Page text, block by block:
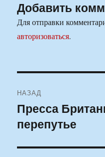
Добавить
Для отправки
авторизоваться.
по
записям
НАЗАД
Предыдущая
запись:
Пресса
перепутье